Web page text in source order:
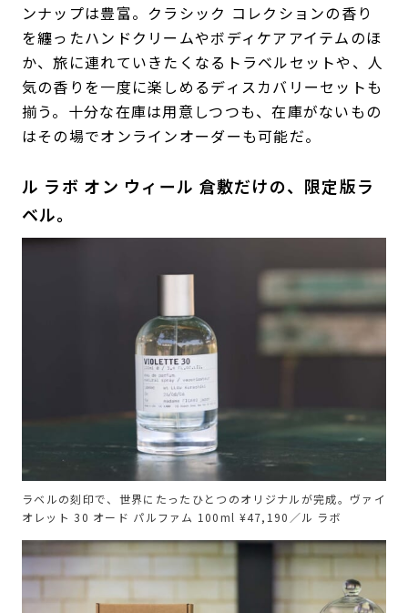
ンナップは豊富。クラシック コレクションの香り
を纏ったハンドクリームやボディケアアイテムのほ
か、旅に連れていきたくなるトラベルセットや、人
気の香りを一度に楽しめるディスカバリーセットも
揃う。十分な在庫は用意しつつも、在庫がないもの
はその場でオンラインオーダーも可能だ。
ル ラボ オン ウィール 倉敷だけの、限定版ラ
ベル。
ラベルの刻印で、世界にたったひとつのオリジナルが完成。ヴァイ
オレット 30 オード パルファム 100ml ¥47,190／ル ラボ